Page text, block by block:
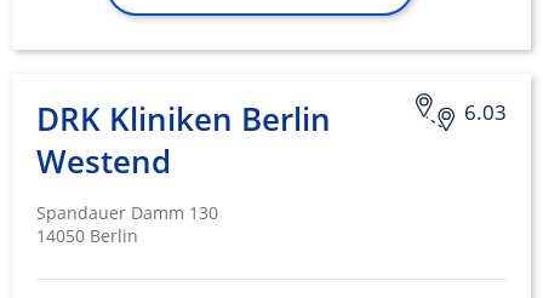
6.03
DRK Kliniken Berlin
Westend
Spandauer Damm 130
14050 Berlin